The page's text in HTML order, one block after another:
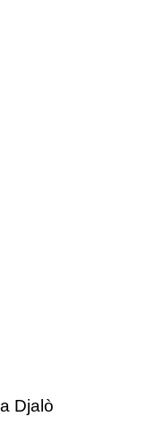
Djalò